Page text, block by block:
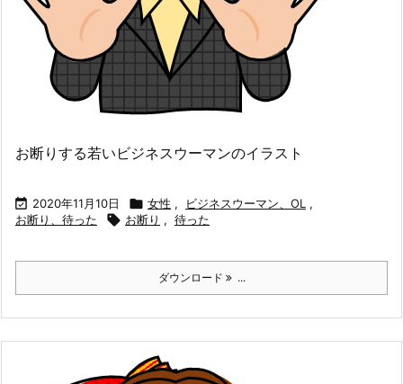
お断りする若いビジネスウーマンのイラスト
 2020年11月10日  女性 , ビジネスウーマン、OL ,
お断り、待った
 お断り , 待った
ダウンロード ...